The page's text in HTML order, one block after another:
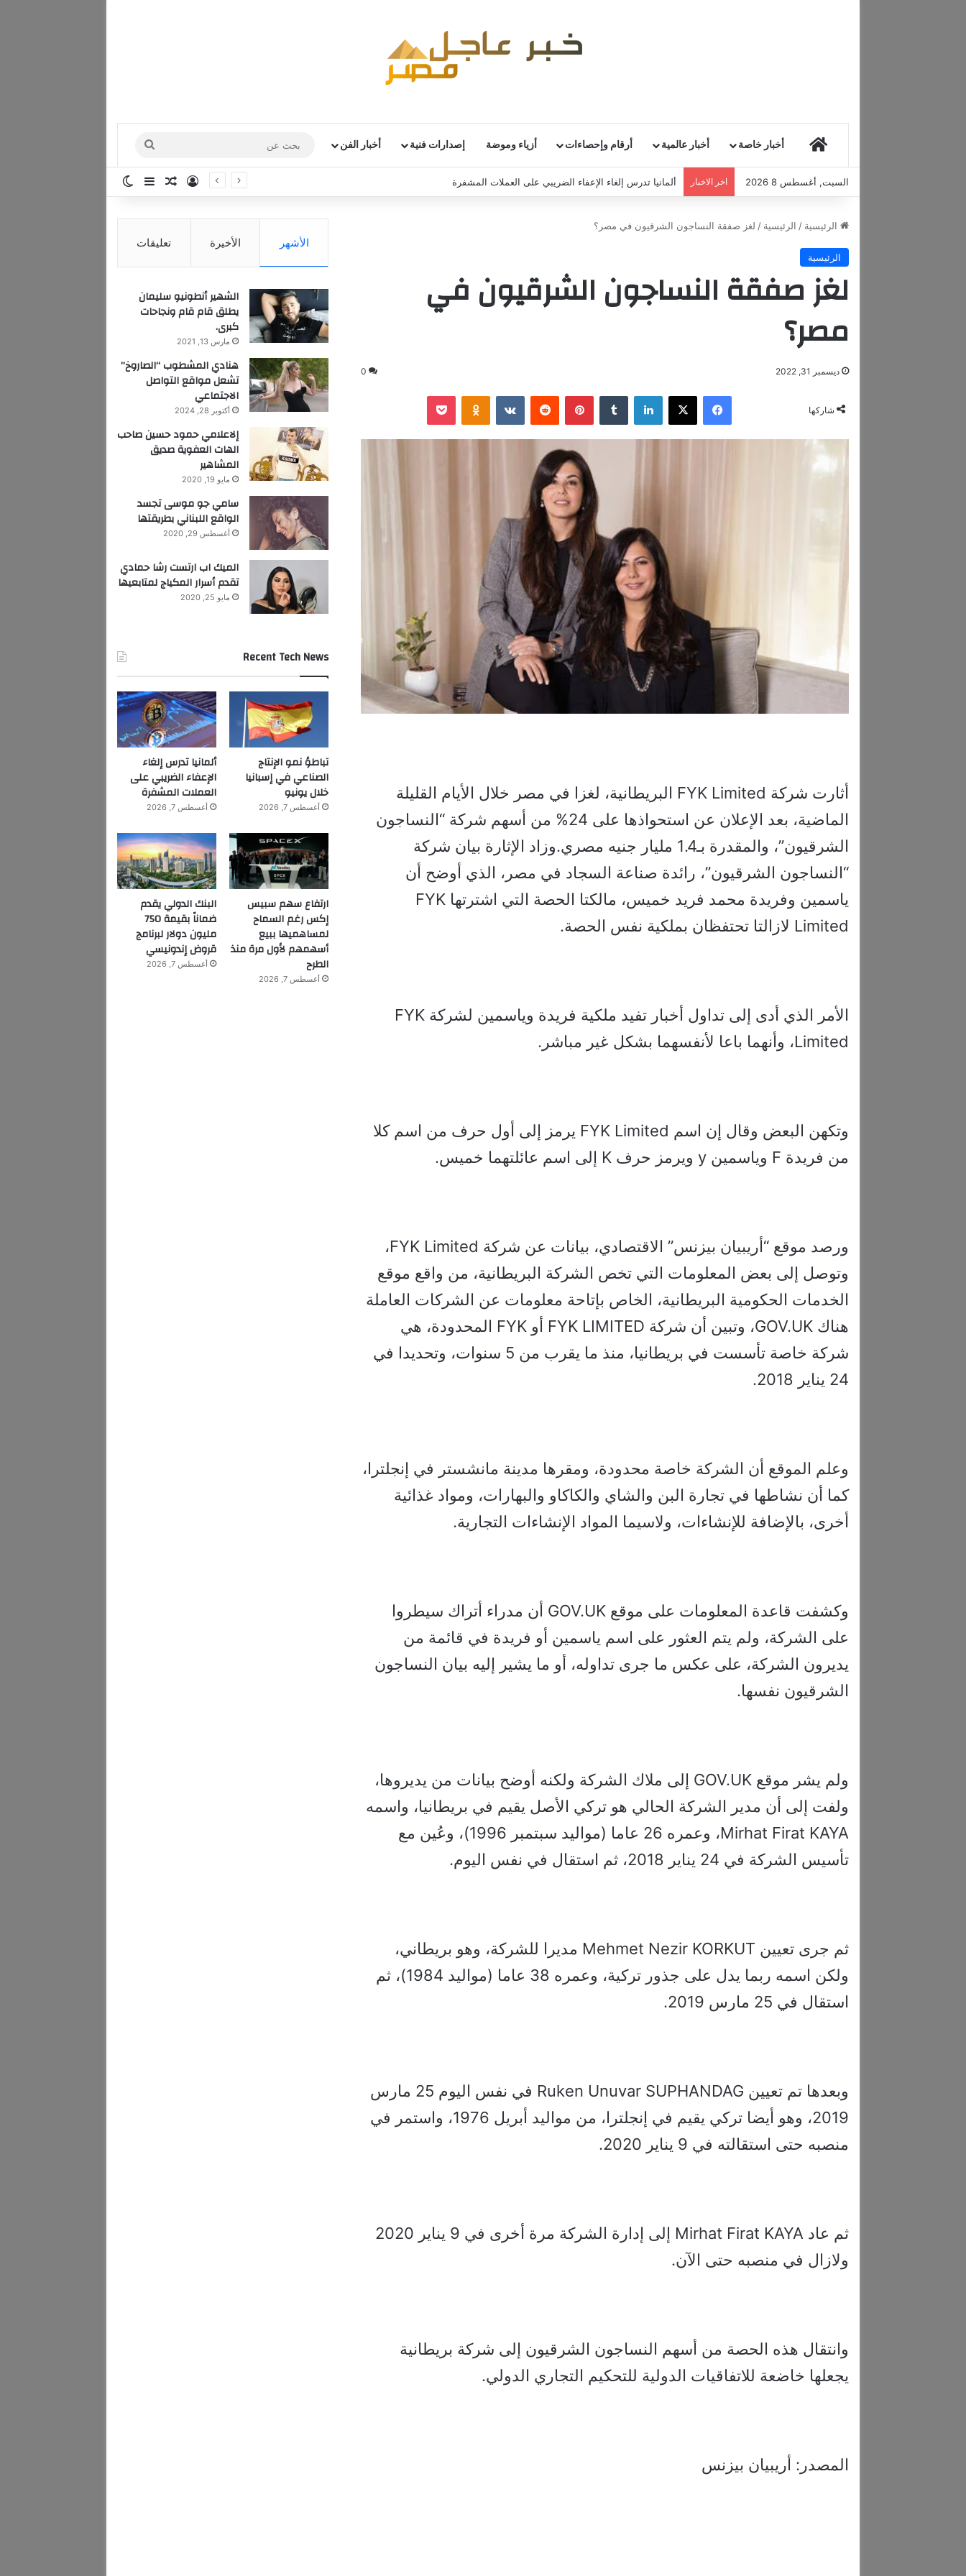
أخبار خاصة أخبار عالمية أرقام وإحصاءات أزياء وموضة إصدارات فنية أخبار الفن
عن
السبت, أغسطس 8 2026 اخر الاخبار ألمانيا تدرس إلغاء الإعفاء الضريبي على العملات المشفرة تسجيل الدخول
مقال عشوائي
إضافة عمود جانبي
الرئيسية / الرئيسية / لغز صفقة النساجون الشرقيون في مصر؟
الرئيسية
لغز صفقة النساجون الشرقيون في
مصر؟
ديسمبر 31, 2022 0
شاركها
فيسبوك ‫X لينكدإن ‏Tumblr بينتيريست ‏Reddit
‏VKontakte
Odnoklassniki
‫Pocket
أثارت شركة FYK Limited البريطانية، لغزا في مصر خلال الأيام القليلة
الماضية، بعد الإعلان عن استحواذها على 24% من أسهم شركة “النساجون
الشرقيون”، والمقدرة بـ1.4 مليار جنيه مصري.وزاد الإثارة بيان شركة
“النساجون الشرقيون”، رائدة صناعة السجاد في مصر، الذي أوضح أن
ياسمين وفريدة محمد فريد خميس، مالكتا الحصة التي اشترتها FYK
Limited لازالتا تحتفظان بملكية نفس الحصة.
الأمر الذي أدى إلى تداول أخبار تفيد ملكية فريدة وياسمين لشركة FYK
Limited، وأنهما باعا لأنفسهما بشكل غير مباشر.
وتكهن البعض وقال إن اسم FYK Limited يرمز إلى أول حرف من اسم كلا
من فريدة F وياسمين y ويرمز حرف K إلى اسم عائلتهما خميس.
ورصد موقع “أريبيان بيزنس” الاقتصادي، بيانات عن شركة FYK Limited،
وتوصل إلى بعض المعلومات التي تخص الشركة البريطانية، من واقع موقع
الخدمات الحكومية البريطانية، الخاص بإتاحة معلومات عن الشركات العاملة
هناك GOV.UK، وتبين أن شركة FYK LIMITED أو FYK المحدودة، هي
شركة خاصة تأسست في بريطانيا، منذ ما يقرب من 5 سنوات، وتحديدا في
24 يناير 2018.
وعلم الموقع أن الشركة خاصة محدودة، ومقرها مدينة مانشستر في إنجلترا،
كما أن نشاطها في تجارة البن والشاي والكاكاو والبهارات، ومواد غذائية
أخرى، بالإضافة للإنشاءات، ولاسيما المواد الإنشاءات التجارية.
وكشفت قاعدة المعلومات على موقع GOV.UK أن مدراء أتراك سيطروا
على الشركة، ولم يتم العثور على اسم ياسمين أو فريدة في قائمة من
يديرون الشركة، على عكس ما جرى تداوله، أو ما يشير إليه بيان النساجون
الشرقيون نفسها.
ولم يشر موقع GOV.UK إلى ملاك الشركة ولكنه أوضح بيانات من يديروها،
ولفت إلى أن مدير الشركة الحالي هو تركي الأصل يقيم في بريطانيا، واسمه
Mirhat Firat KAYA، وعمره 26 عاما (مواليد سبتمبر 1996)، وعُين مع
تأسيس الشركة في 24 يناير 2018، ثم استقال في نفس اليوم.
ثم جرى تعيين Mehmet Nezir KORKUT مديرا للشركة، وهو بريطاني،
ولكن اسمه ربما يدل على جذور تركية، وعمره 38 عاما (مواليد 1984)، ثم
استقال في 25 مارس 2019.
وبعدها تم تعيين Ruken Unuvar SUPHANDAG في نفس اليوم 25 مارس
2019، وهو أيضا تركي يقيم في إنجلترا، من مواليد أبريل 1976، واستمر في
منصبه حتى استقالته في 9 يناير 2020.
ثم عاد Mirhat Firat KAYA إلى إدارة الشركة مرة أخرى في 9 يناير 2020
ولازال في منصبه حتى الآن.
وانتقال هذه الحصة من أسهم النساجون الشرقيون إلى شركة بريطانية
يجعلها خاضعة للاتفاقيات الدولية للتحكيم التجاري الدولي.
المصدر: أريبيان بيزنس
الأشهر الأخيرة تعليقات
الشهير أنطونيو سليمان
يطلق قام قام ونجاحات
كبرى.
مارس 13, 2021
هنادي المشطوب “الصاروخ”
تشعل مواقع التواصل
الاجتماعي
أكتوبر 28, 2024
إلاعلامي حمود حسين صاحب
الهات العفوية صديق
المشاهير
مايو 19, 2020
سامي جو موسى تجسد
الواقع اللبناني بطريقتها
أغسطس 29, 2020
الميك اب ارتست رشا حمادي
تقدم أسرار المكياج لمتابعيها
مايو 25, 2020
Recent Tech News
تباطؤ نمو الإنتاج
الصناعي في إسبانيا
خلال يونيو
أغسطس 7, 2026
ألمانيا تدرس إلغاء
الإعفاء الضريبي على
العملات المشفرة
أغسطس 7, 2026
ارتفاع سهم سبيس
إكس رغم السماح
لمساهميها ببيع
أسهمهم لأول مرة منذ
الطرح
أغسطس 7, 2026
البنك الدولي يقدم
ضماناً بقيمة 750
مليون دولار لبرنامج
قروض إندونيسي
أغسطس 7, 2026